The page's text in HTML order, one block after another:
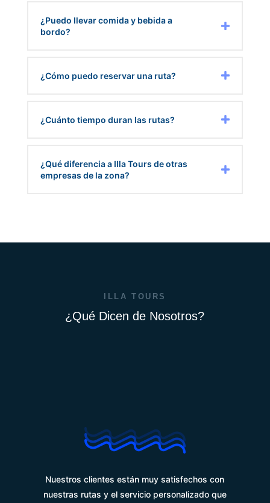
¿Puedo llevar comida y bebida a
bordo?
¿Cómo puedo reservar una ruta?
¿Cuánto tiempo duran las rutas?
¿Qué diferencia a Illa Tours de otras
empresas de la zona?
ILLA TOURS
¿Qué Dicen de Nosotros?
Nuestros clientes están muy satisfechos con
nuestras rutas y el servicio personalizado que